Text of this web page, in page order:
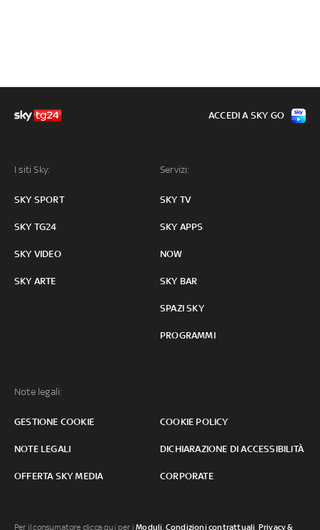
I siti Sky:
SKY SPORT
SKY TG24
SKY VIDEO
SKY ARTE
Servizi:
SKY TV
SKY APPS
NOW
SKY BAR
SPAZI SKY
PROGRAMMI
Note legali:
GESTIONE COOKIE COOKIE POLICY
NOTE LEGALI DICHIARAZIONE DI ACCESSIBILITÀ
OFFERTA SKY MEDIA CORPORATE
ACCEDI A SKY GO
Per il consumatore clicca qui per iModuli, Condizioni contrattuali Privacy &